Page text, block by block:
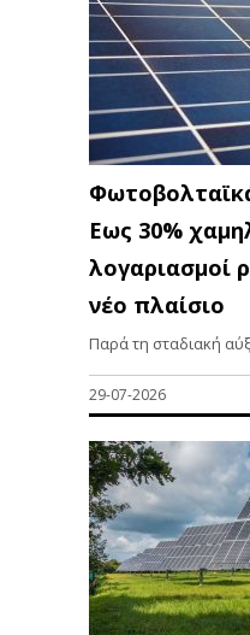
Εως 30%
λογαριασμοί
νέο πλαίσιο
Παρά τη σταδιακή
29-07-2026